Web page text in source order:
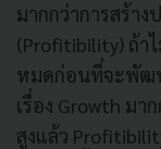
มากกว่าการสร้า
(Profitibility) ถ้า
หมดก่อนที่จะพัฒน
เรื่อง Growth ม
สูงแล้ว